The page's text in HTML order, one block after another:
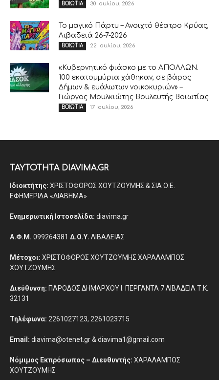
ΒΟΙΩΤΙΑ 30 Ιουλίου, 2026
Το μαγικό Πάρτυ – Ανοιχτό θέατρο Κρύας,
Λιβαδειά 26-7-2026
ΒΟΙΩΤΙΑ 22 Ιουλίου, 2026
«Κυβερνητικό φιάσκο με το ΑΠΟΛΛΩΝ.
100 εκατομμύρια χάθηκαν, σε βάρος
Δήμων & ευάλωτων νοικοκυριών» –
Γιώργος Μουλκιώτης Βουλευτής Βοιωτίας
ΒΟΙΩΤΙΑ 17 Ιουλίου, 2026
ΤΑΥΤΟΤΗΤΑ DIAVIMA.GR
Ιδιοκτήτης: ΧΡΙΣΤΟΦΟΡΟΣ ΧΟΥΤΖΟΥΜΗΣ & ΣΙΑ Ο.Ε.
ΕΦΗΜΕΡΙΔΑ «ΔΙΑΒΗΜΑ»
Ενημερωτική Ιστοσελίδα: diavima.gr
Α.Φ.Μ. 099264381 Δ.Ο.Υ. ΛΙΒΑΔΕΙΑΣ
Μέτοχοι: ΧΡΙΣΤΟΦΟΡΟΣ ΧΟΥΤΖΟΥΜΗΣ ΧΑΡΑΛΑΜΠΟΣ
ΧΟΥΤΖΟΥΜΗΣ
Διεύθυνση: ΠΑΡΟΔΟΣ ΔΗΜΑΡΧΟΥ Ι. ΠΕΡΓΑΝΤΑ 7 ΛΙΒΑΔΕΙΑ Τ.Κ.
32131
Τηλέφωνα: 2261027123, 2261023715
Email: diavima@otenet.gr & diavima1@gmail.com
Νόμιμος Εκπρόσωπος – Διευθυντής: ΧΑΡΑΛΑΜΠΟΣ
ΧΟΥΤΖΟΥΜΗΣ